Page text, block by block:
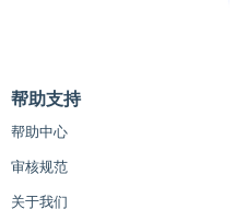
帮助支持
帮助中心
审核规范
关于我们